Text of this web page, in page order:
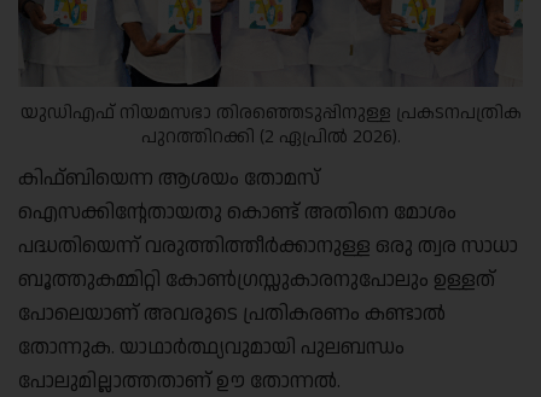
യുഡിഎഫ് നിയമസഭാ തിരഞ്ഞെടുപ്പിനുള്ള പ്രകടനപത്രിക
പുറത്തിറക്കി (2 ഏപ്രിൽ 2026).
കിഫ്ബിയെന്ന ആശയം തോമസ്
ഐസക്കിന്റേതായതു കൊണ്ട് അതിനെ മോശം
പദ്ധതിയെന്ന് വരുത്തിത്തീർക്കാനുള്ള ഒരു ത്വര സാധാ
ബൂത്തുകമ്മിറ്റി കോൺഗ്രസ്സുകാരനുപോലും ഉള്ളത്
പോലെയാണ് അവരുടെ പ്രതികരണം കണ്ടാൽ
തോന്നുക. യാഥാർത്ഥ്യവുമായി പുലബന്ധം
പോലുമില്ലാത്തതാണ് ഊ തോന്നൽ.